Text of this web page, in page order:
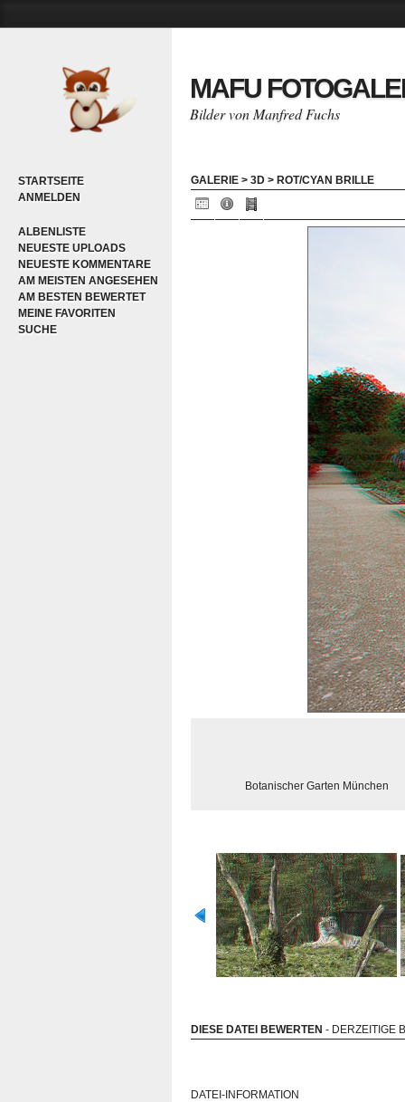
STARTSEITE
ANMELDEN
ALBENLISTE
NEUESTE UPLOADS
NEUESTE KOMMENTARE
AM MEISTEN ANGESEHEN
AM BESTEN BEWERTET
MEINE FAVORITEN
SUCHE
MAFU
Bilder von Manfred Fuchs
GALERIE > 3D > ROT/CYAN BRILLE
Botanischer Garten München
DIESE DATEI BEWERTEN - DERZEITIGE
DATEI-INFORMATION